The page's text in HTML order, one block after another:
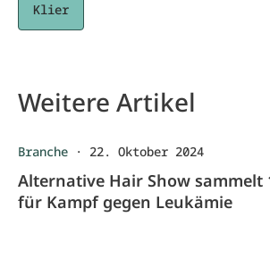
Klier
Weitere Artikel
Branche · 22. Oktober 2024
Alternative Hair Show sammelt
für Kampf gegen Leukämie